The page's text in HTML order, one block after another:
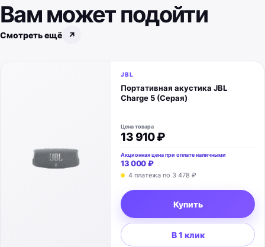
Вам может подойти
Смотреть ещё ↗
JBL
Портативная акустика JBL
Charge 5 (Серая)
Цена товара
13 910 ₽
Акционная цена при оплате наличными
13 000 ₽
4 платежа по 3 478 ₽
Купить
В 1 клик